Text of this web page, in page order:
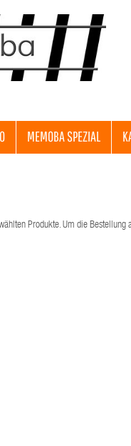
MEMOBA SPEZIAL
Produkte. Um die